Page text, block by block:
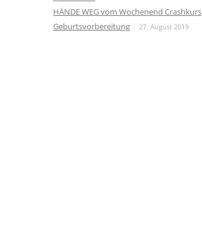
HÄNDE WEG vom Wochenend Crashkurs
Geburtsvorbereitung
27. August 2019